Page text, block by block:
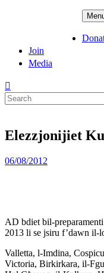
Join
Media
Search
for:
Elezzjonijiet
Posted
06/08/2012
AD bdiet bil-
2013 li se jsiru f’dawn il-
Valletta, l-Imdina,
Victoria, Birkirkara, il-